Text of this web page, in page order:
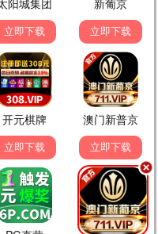
苍兰诀
仙侠